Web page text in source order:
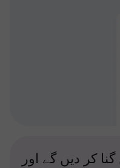
کر دیں گے اور